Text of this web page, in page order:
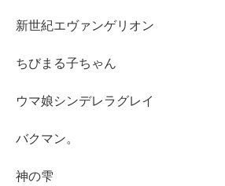
新世紀エヴァンゲリオン
ちびまる子ちゃん
ウマ娘シンデレラグレイ
バクマン。
神の雫